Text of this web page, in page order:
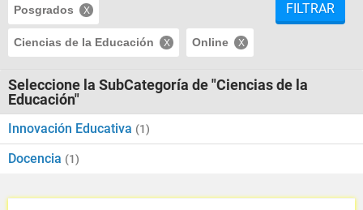
Posgrados
Ciencias de la Educación Online
FILTRAR
Seleccione la SubCategoría de "Ciencias de la
Educación"
Innovación Educativa (1)
Docencia (1)